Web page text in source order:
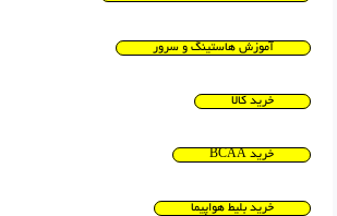
آموزش هاستینگ و سرور
خرید کالا
خرید BCAA
خرید بلیط هواپیما